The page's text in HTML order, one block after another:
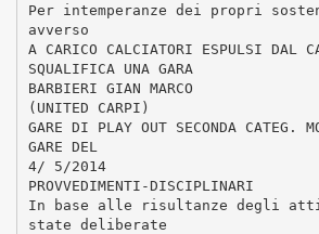
Per intemperanze dei propri
avverso
A CARICO CALCIATORI ESPULSI DAL
SQUALIFICA UNA GARA
BARBIERI GIAN MARCO
(UNITED CARPI)
GARE DI PLAY OUT SECONDA CATEG.
GARE DEL
4/ 5/2014
PROVVEDIMENTI-DISCIPLINARI
In base alle risultanze degli
state deliberate